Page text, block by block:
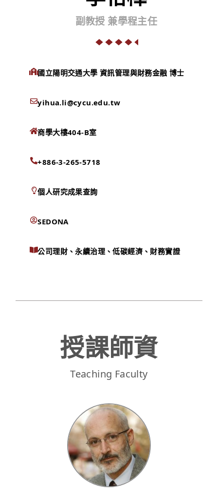
副教授 兼學程主任
國立陽明交通大學 資訊管理與財務金融 博士
yihua.li@cycu.edu.tw
商學大樓404-B室
+886-3-265-5718
個人研究成果查詢
SEDONA
公司理財、永續治理、低碳經濟、財務實證
授課師資
Teaching Faculty